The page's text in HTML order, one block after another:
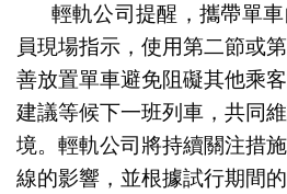
輕軌公司提醒，攜帶單
員現場指示，使用第二節或
善放置單車避免阻礙其他乘
建議等候下一班列車，共同
境。輕軌公司將持續關注措
線的影響，並根據試行期間